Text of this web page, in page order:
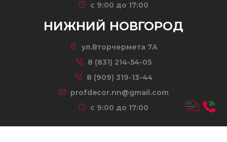
c 9:00 до 17:00
НИЖНИЙ НОВГОРОД
ул.Вторчермета 7А
8 (831) 214-54-05
8 (909) 319-13-44
profdecor.nn@gmail.com
c 9:00 до 17:00